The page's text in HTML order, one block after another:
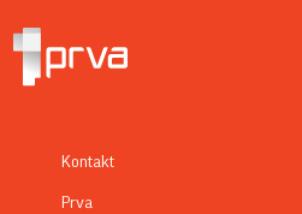
Kontakt
Prva